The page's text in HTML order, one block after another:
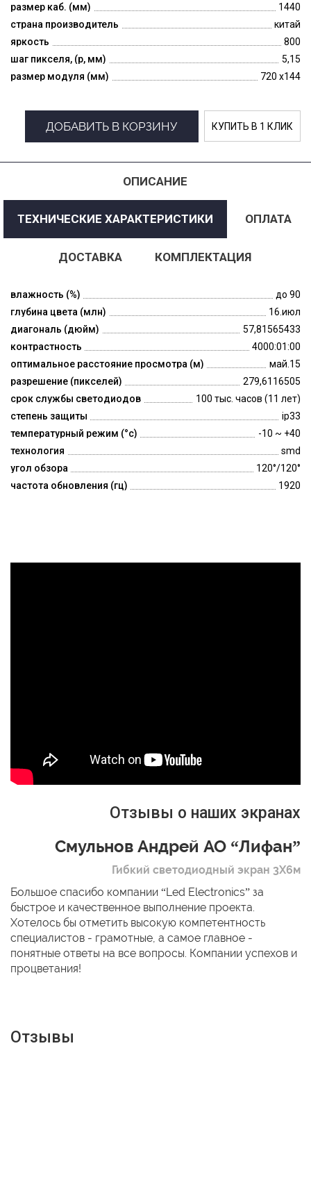
размер каб. (мм)
1440
страна производитель
китай
яркость
800
шаг пикселя, (p, мм)
5,15
размер модуля (мм)
720 x144
ДОБАВИТЬ В КОРЗИНУ КУПИТЬ В 1 КЛИК
ОПИСАНИЕ
ТЕХНИЧЕСКИЕ ХАРАКТЕРИСТИКИ ОПЛАТА
ДОСТАВКА КОМПЛЕКТАЦИЯ
влажность (%)
до 90
глубина цвета (млн)
16.июл
диагональ (дюйм)
57,81565433
контрастность
4000:01:00
оптимальное расстояние просмотра (м)
май.15
разрешение (пикселей)
279,6116505
срок службы светодиодов
100 тыс. часов (11 лет)
степень защиты
ip33
температурный режим (°c)
-10 ~ +40
технология
smd
угол обзора
120°/120°
частота обновления (гц)
1920
Отзывы о наших экранах
Смульнов Андрей АО “Лифан”
Гибкий светодиодный экран 3Х6м
Большое спасибо компании “Led Electronics” за
быстрое и качественное выполнение проекта.
Хотелось бы отметить высокую компетентность
специалистов - грамотные, а самое главное -
понятные ответы на все вопросы. Компании успехов и
процветания!
Отзывы